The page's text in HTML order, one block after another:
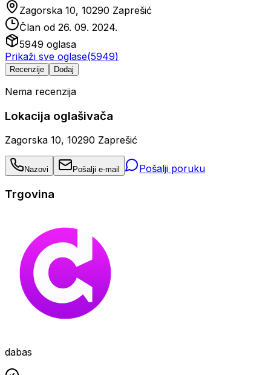
Zagorska 10, 10290 Zaprešić
Član od 26. 09. 2024.
5949 oglasa
Prikaži sve oglase(5949)
Recenzije Dodaj
Nema recenzija
Lokacija oglašivača
Zagorska 10, 10290 Zaprešić
Nazovi Pošalji e-mail Pošalji poruku
Trgovina
dabas